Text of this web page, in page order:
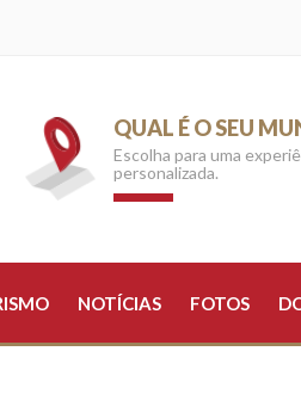
QUAL É O SEU
Escolha para uma
personalizada.
NOTÍCIAS FOTOS